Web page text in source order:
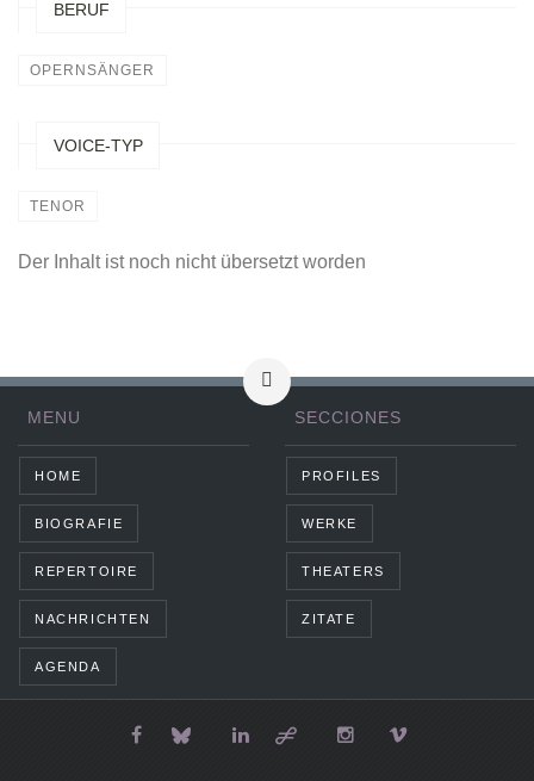
BERUF
OPERNSÄNGER
VOICE-TYP
TENOR
Der Inhalt ist noch nicht übersetzt worden
MENU
HOME
BIOGRAFIE
REPERTOIRE
NACHRICHTEN
AGENDA
SECCIONES
PROFILES
WERKE
THEATERS
ZITATE